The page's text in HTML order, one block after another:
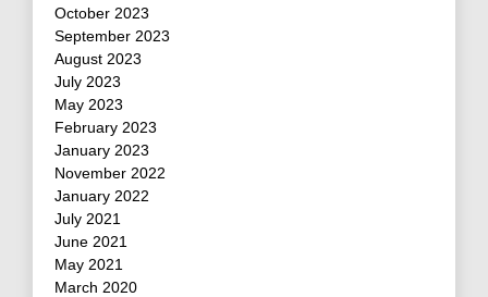
October 2023
September 2023
August 2023
July 2023
May 2023
February 2023
January 2023
November 2022
January 2022
July 2021
June 2021
May 2021
March 2020